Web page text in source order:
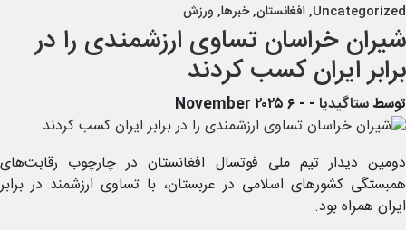
Uncategorized
,افغانستان,خبرها, ورزش
شیران خراسان تساوی ارزشمندی را در
برابر ایران کسب کردند
توسطستاگیدیا- - ۶ November ۲۰۲۵
دومین دیدار تیم ملی فوتسال افغانستان در چارچوب رقابت‌های
همبستگی کشورهای اسلامی در عربستان، با تساوی ارزشمند در برابر
ایران همراه بود.